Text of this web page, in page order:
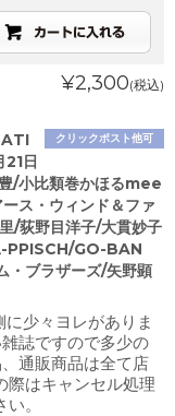
¥2,300(税込)
クリックポスト他可
日
/小比類巻かほるmee
ス・ウィンド＆ファ
/荻野目洋子/大貫妙子
PPISCH/GO-BAN
・ブラザーズ/矢野顕
少々ヨレがありま
誌ですので多少の
通販商品は全て店
際はキャンセル処理
。